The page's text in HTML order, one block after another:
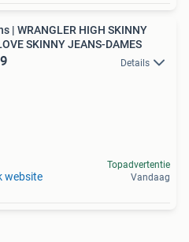
| WRANGLER HIGH SKINNY
SKINNY JEANS-DAMES
Details
website
Topadvertentie
Vandaag